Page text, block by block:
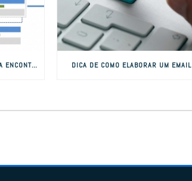
AJUDANDO OS BUSCADORES A ENCONTRAR SEU SITE DICA DE COMO ELABORAR UM EMAIL